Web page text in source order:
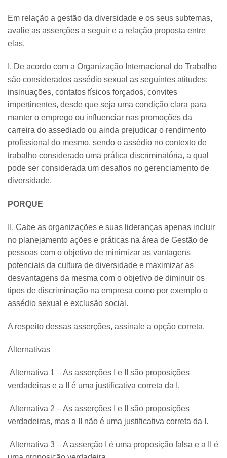
Em relação a gestão da diversidade e os seus subtemas,
avalie as asserções a seguir e a relação proposta entre
elas.
I. De acordo com a Organização Internacional do Trabalho
são considerados assédio sexual as seguintes atitudes:
insinuações, contatos físicos forçados, convites
impertinentes, desde que seja uma condição clara para
manter o emprego ou influenciar nas promoções da
carreira do assediado ou ainda prejudicar o rendimento
profissional do mesmo, sendo o assédio no contexto de
trabalho considerado uma prática discriminatória, a qual
pode ser considerada um desafios no gerenciamento de
diversidade.
PORQUE
II. Cabe as organizações e suas lideranças apenas incluir
no planejamento ações e práticas na área de Gestão de
pessoas com o objetivo de minimizar as vantagens
potenciais da cultura de diversidade e maximizar as
desvantagens da mesma com o objetivo de diminuir os
tipos de discriminação na empresa como por exemplo o
assédio sexual e exclusão social.
A respeito dessas asserções, assinale a opção correta.
Alternativas
Alternativa 1 – As asserções I e II são proposições
verdadeiras e a II é uma justificativa correta da I.
Alternativa 2 – As asserções I e II são proposições
verdadeiras, mas a II não é uma justificativa correta da I.
Alternativa 3 – A asserção I é uma proposição falsa e a II é